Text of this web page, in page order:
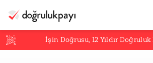
İşin Doğrusu,12 Yıldır Doğruluk